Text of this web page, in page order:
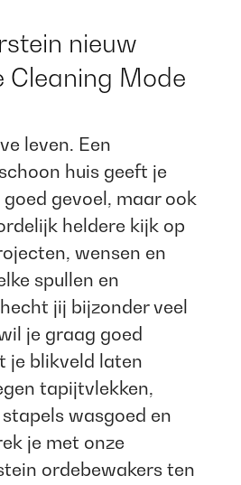
nieuw
Cleaning Mode​
leven. Een
huis geeft je
gevoel, maar ook
heldere kijk op
wensen en
spullen en
jij bijzonder veel
je graag goed
je blikveld laten
tapijtvlekken,
wasgoed en
je met onze
ordebewakers ten